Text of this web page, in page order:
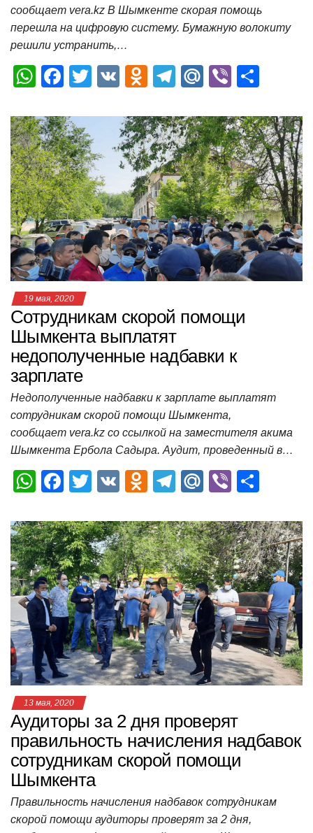
сообщает vera.kz В Шымкенте скорая помощь
перешла на цифровую систему. Бумажную волокиту
решили устранить,…
W
at
s
A
p
p
F
c
e
b
o
o
k
T
tt
er
V
O
n
o
kl
a
ss
ni
ki
T
e
gr
a
m
M
.R
u
Vi
er п
р
а
в
и
т
ь
19 мая, 2020
Сотрудникам скорой помощи
Шымкента выплатят
недополученные надбавки к
зарплате
Недополученные надбавки к зарплате выплатят
сотрудникам скорой помощи Шымкента,
сообщает vera.kz со ссылкой на заместителя акима
Шымкента Ербола Садыра. Аудит, проведенный в…
W
at
s
A
p
p
F
c
e
b
o
o
k
T
tt
er
V
O
n
o
kl
a
ss
ni
ki
T
e
gr
a
m
M
.R
u
Vi
er п
р
а
в
и
т
ь
13 мая, 2020
Аудиторы за 2 дня проверят
правильность начисления надбавок
сотрудникам скорой помощи
Шымкента
Правильность начисления надбавок сотрудникам
скорой помощи аудиторы проверят за 2 дня,